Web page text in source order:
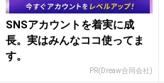
SNSアカウントを着実に成
長。実はみんなココ使ってま
す。
PR(Dreaw合同会社)